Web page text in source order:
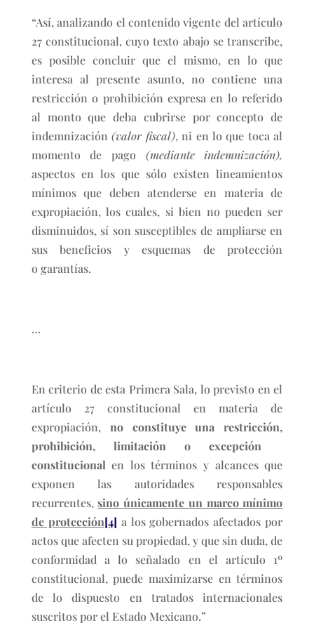
“Así, analizando el contenido vigente del artículo
27 constitucional, cuyo texto abajo se transcribe,
es posible concluir que el mismo, en lo que
interesa al presente asunto, no contiene una
restricción o prohibición expresa en lo referido
al monto que deba cubrirse por concepto de
indemnización(valor fiscal), ni en lo que toca al
momento de pago (mediante indemnización),
aspectos en los que sólo existen lineamientos
mínimos que deben atenderse en materia de
expropiación, los cuales, si bien no pueden ser
disminuidos, sí son susceptibles de ampliarse en
sus beneficios y esquemas de protección
o garantías.
…
En criterio de esta Primera Sala, lo previsto en el
artículo 27 constitucional en materia de
expropiación, no constituye una restricción,
prohibición, limitación o excepción
constitucional en los términos y alcances que
exponen las autoridades responsables
recurrentes,sino únicamente un marco mínimo
de protección[4] a los gobernados afectados por
actos que afecten su propiedad, y que sin duda, de
conformidad a lo señalado en el artículo 1º
constitucional, puede maximizarse en términos
de lo dispuesto en tratados internacionales
suscritos por el Estado Mexicano.”